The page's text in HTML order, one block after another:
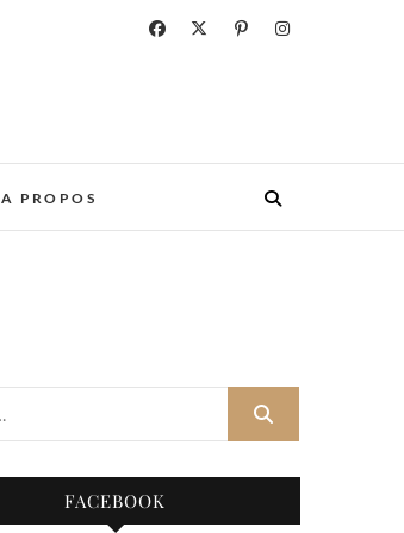
A PROPOS
FACEBOOK